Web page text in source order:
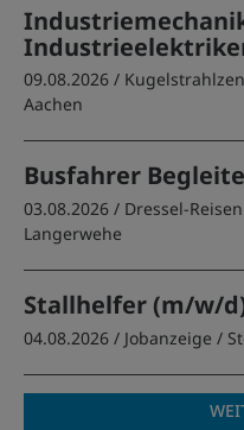
09.08.2026 /
Aachen
Busfahrer
03.08.2026 / Dressel-
Langerwehe
Stallhelfer (m/w/
04.08.2026 / Jobanzeige /